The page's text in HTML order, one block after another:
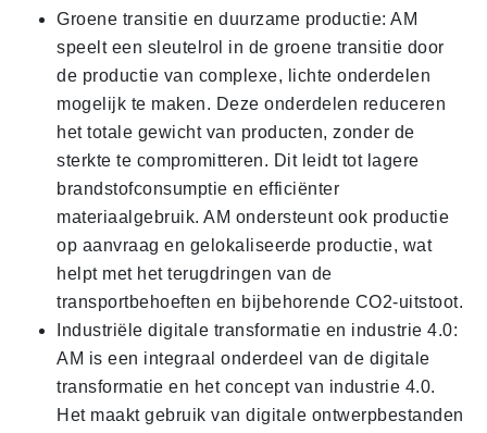
Groene transitie en duurzame productie: AM
speelt een sleutelrol in de groene transitie door
de productie van complexe, lichte onderdelen
mogelijk te maken. Deze onderdelen reduceren
het totale gewicht van producten, zonder de
sterkte te compromitteren. Dit leidt tot lagere
brandstofconsumptie en efficiënter
materiaalgebruik. AM ondersteunt ook productie
op aanvraag en gelokaliseerde productie, wat
helpt met het terugdringen van de
transportbehoeften en bijbehorende CO2-uitstoot.
Industriële digitale transformatie en industrie 4.0:
AM is een integraal onderdeel van de digitale
transformatie en het concept van industrie 4.0.
Het maakt gebruik van digitale ontwerpbestanden